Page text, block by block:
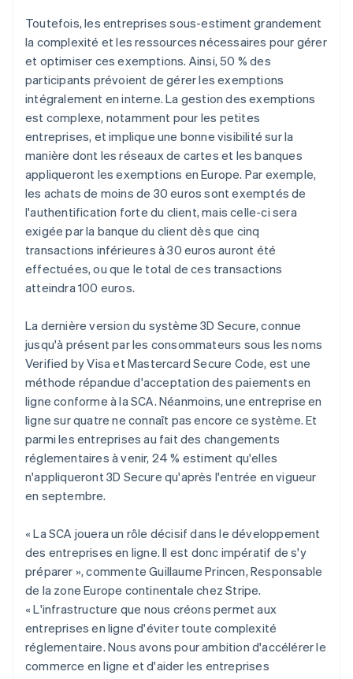
Toutefois, les entreprises sous-estiment grandement
la complexité et les ressources nécessaires pour gérer
et optimiser ces exemptions. Ainsi, 50 % des
participants prévoient de gérer les exemptions
intégralement en interne. La gestion des exemptions
est complexe, notamment pour les petites
entreprises, et implique une bonne visibilité sur la
manière dont les réseaux de cartes et les banques
appliqueront les exemptions en Europe. Par exemple,
les achats de moins de 30 euros sont exemptés de
l'authentification forte du client, mais celle-ci sera
exigée par la banque du client dès que cinq
transactions inférieures à 30 euros auront été
effectuées, ou que le total de ces transactions
atteindra 100 euros.
La dernière version du système 3D Secure, connue
jusqu'à présent par les consommateurs sous les noms
Verified by Visa et Mastercard Secure Code, est une
méthode répandue d'acceptation des paiements en
ligne conforme à la SCA. Néanmoins, une entreprise en
ligne sur quatre ne connaît pas encore ce système. Et
parmi les entreprises au fait des changements
réglementaires à venir, 24 % estiment qu'elles
n'appliqueront 3D Secure qu'après l'entrée en vigueur
en septembre.
« La SCA jouera un rôle décisif dans le développement
des entreprises en ligne. Il est donc impératif de s'y
préparer », commente Guillaume Princen, Responsable
de la zone Europe continentale chez Stripe.
« L'infrastructure que nous créons permet aux
entreprises en ligne d'éviter toute complexité
réglementaire. Nous avons pour ambition d'accélérer le
commerce en ligne et d'aider les entreprises
Allemagne
Australie
English
Autriche
Deutsch English
Belgique
Nederlands FrançaisDeutsch English
Português English
Bulgarie
English
Canada
EnglishFrançais
Chine continentale
Chypre
English
Croatie
English Italiano
Danemark
English
Émirats arabes unis
English
Espagne